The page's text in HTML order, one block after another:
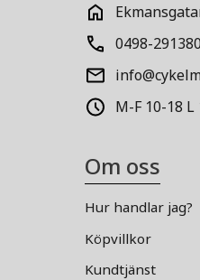
0498-291380
M-F 10-18 L
Om oss
Hur handlar jag?
Köpvillkor
Kundtjänst